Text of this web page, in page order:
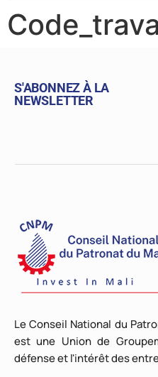
S'ABONNEZ À LA
NEWSLETTER
Le Conseil National du
est une Union de
défense et l'intérêt des